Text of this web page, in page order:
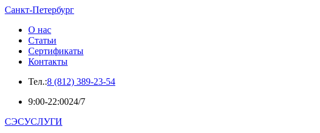
Санкт-Петербург
О нас
Статьи
Сертификаты
Контакты
Тел.:8 (812) 389-23-54
9:00-22:0024/7
СЭСУСЛУГИ